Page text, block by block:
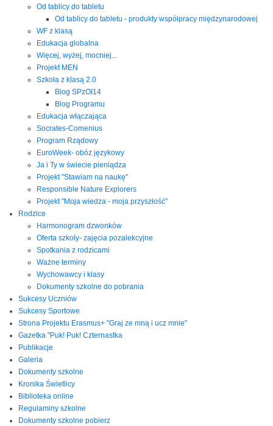
Od tablicy do tabletu
Od tablicy do tabletu - produkty współpracy międzynarodowej
WF z klasą
Edukacja globalna
Więcej, wyżej, mocniej...
Projekt MEN
Szkoła z klasą 2.0
Blog SPzOI14
Blog Programu
Edukacja włączająca
Socrates-Comenius
Program Rządowy
EuroWeek- obóz językowy
Ja i Ty w świecie pieniądza
Projekt "Stawiam na naukę"
Responsible Nature Explorers
Projekt "Moja wiedza - moja przyszłość"
Rodzice
Harmonogram dzwonków
Oferta szkoły- zajęcia pozalekcyjne
Spotkania z rodzicami
Ważne terminy
Wychowawcy i klasy
Dokumenty szkolne do pobrania
Sukcesy Uczniów
Sukcesy Sportowe
Strona Projektu Erasmus+ "Graj ze mną i ucz mnie"
Gazetka "Puk! Puk! Czternastka
Publikacje
Galeria
Dokumenty szkolne
Kronika Świetlicy
Biblioteka online
Regulaminy szkolne
Dokumenty szkolne pobierz